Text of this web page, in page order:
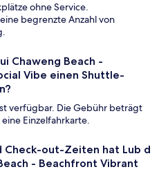
ohne Service.
begrenzte Anzahl von
Chaweng Beach -
Vibe einen Shuttle-
verfügbar. Die Gebühr beträgt
Einzelfahrkarte.
Check-out-Zeiten hat Lub d
- Beachfront Vibrant